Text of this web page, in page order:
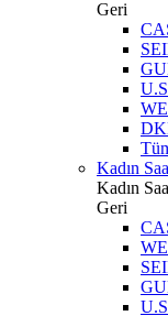
Geri
Kadın
Kadın
Geri